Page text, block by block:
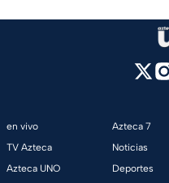
en vivo
TV Azteca
Azteca UNO
Azteca 7
Noticias
Deportes